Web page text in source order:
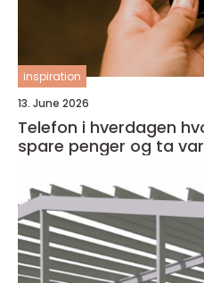
inspiration
13. June 2026
Telefon i hverdagen hvordan velge smart,
spare penger og ta